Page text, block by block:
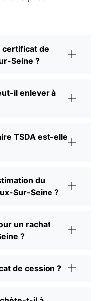
certificat de
Seine ?
il enlever à
TSDA est-elle
du
Sur-Seine ?
un rachat
?
de cession ?